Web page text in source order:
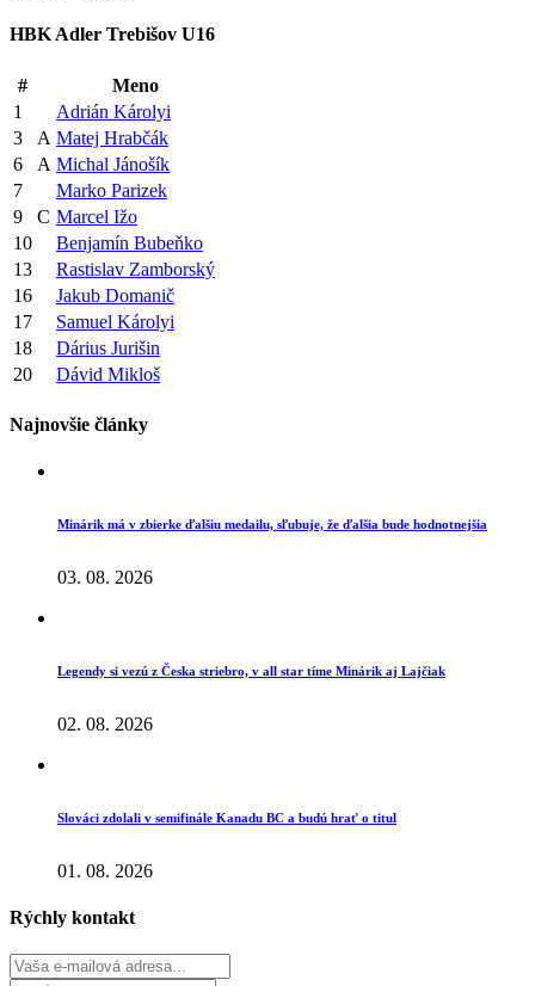
HBK Adler Trebišov U16
#
Meno
1
Adrián Károlyi
3
A Matej Hrabčák
6
A Michal Jánošík
7
Marko Parizek
9
C Marcel Ižo
10
Benjamín Bubeňko
13
Rastislav Zamborský
16
Jakub Domanič
17
Samuel Károlyi
18
Dárius Jurišin
20
Dávid Mikloš
Najnovšie články
Minárik má v zbierke ďalšiu medailu, sľubuje, že ďalšia bude hodnotnejšia
03. 08. 2026
Legendy si vezú z Česka striebro, v all star tíme Minárik aj Lajčiak
02. 08. 2026
Slováci zdolali v semifinále Kanadu BC a budú hrať o titul
01. 08. 2026
Rýchly kontakt